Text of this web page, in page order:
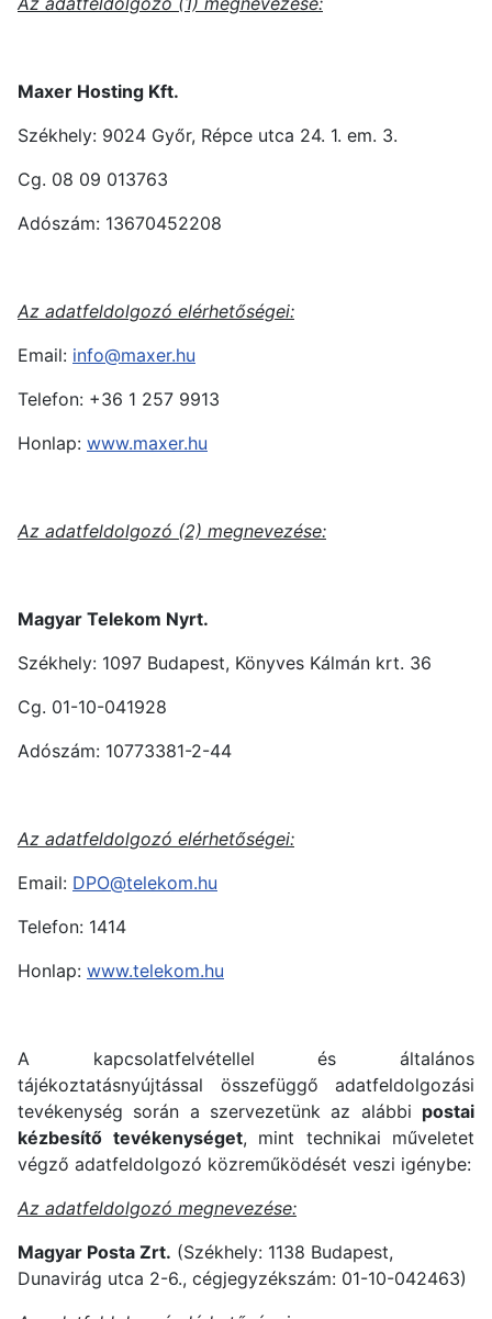
Maxer Hosting Kft.
Székhely: 9024 Győr, Répce utca 24. 1. em. 3.
Cg. 08 09 013763
Adószám: 13670452208
Az adatfeldolgozó elérhetőségei:
Email: info@maxer.hu
Telefon: +36 1 257 9913
Honlap: www.maxer.hu
Az adatfeldolgozó (2) megnevezése:
Magyar Telekom Nyrt.
Székhely: 1097 Budapest, Könyves Kálmán krt. 36
Cg. 01-10-041928
Adószám: 10773381-2-44
Az adatfeldolgozó elérhetőségei:
Email: DPO@telekom.hu
Telefon: 1414
Honlap: www.telekom.hu
A kapcsolatfelvétellel és általános
tájékoztatásnyújtással összefüggő adatfeldolgozási
tevékenység során a szervezetünk az alábbi postai
kézbesítő tevékenységet, mint technikai műveletet
végző adatfeldolgozó közreműködését veszi igénybe:
Az adatfeldolgozó megnevezése:
Magyar Posta Zrt. (Székhely: 1138 Budapest,
Dunavirág utca 2-6., cégjegyzékszám: 01-10-042463)